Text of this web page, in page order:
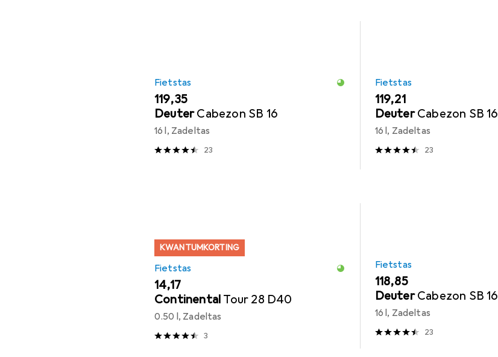
Fietstas
EUR
119,35
DeuterCabezon SB 16
16 l, Zadeltas
23
Fietstas
EUR
119,21
Deuter Cabezon SB 16
16 l, Zadeltas
23
KWANTUMKORTING
Fietstas
EUR
14,17
Continental Tour 28 D40
0.50 l, Zadeltas
3
Fietstas
EUR
118,85
Deuter Cabezon SB 16
16 l, Zadeltas
23